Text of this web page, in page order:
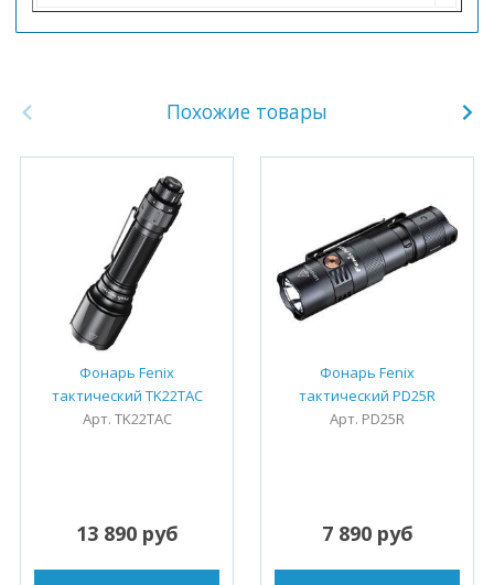
Похожие товары
Фонарь Fenix
тактический TK22TAC
Арт. TK22TAC
13 890 руб
Фонарь Fenix
тактический PD25R
Арт. PD25R
7 890 руб